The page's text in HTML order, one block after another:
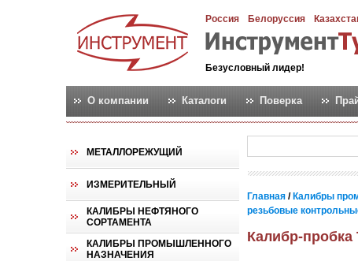
Россия Белоруссия
Безусловный лидер!
О компании Каталоги Поверка
МЕТАЛЛОРЕЖУЩИЙ
ИЗМЕРИТЕЛЬНЫЙ
КАЛИБРЫ НЕФТЯНОГО
СОРТАМЕНТА
КАЛИБРЫ ПРОМЫШЛЕННОГО
НАЗНАЧЕНИЯ
Главная / Калибры
резьбовые
Калибр-пробка